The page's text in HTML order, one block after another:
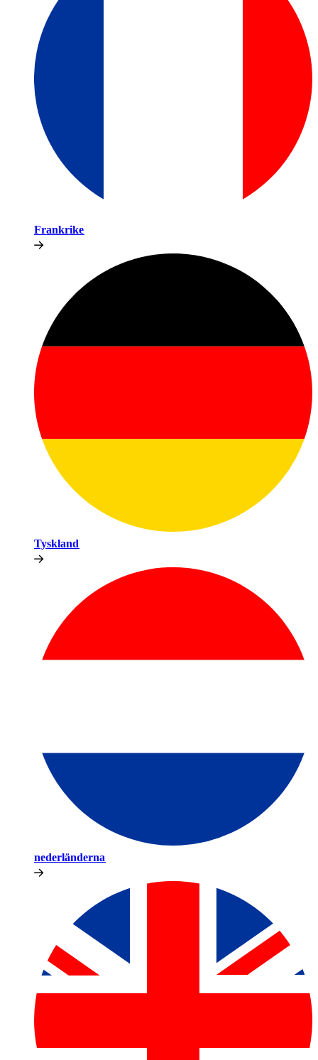
Frankrike​​
Tyskland​​
nederländerna​​